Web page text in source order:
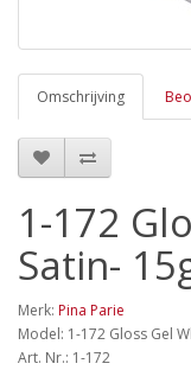
Omschrijving
1-172
Satin-
Merk: Pina Parie
Model: 1-172 Gloss Gel
Art. Nr.: 1-172